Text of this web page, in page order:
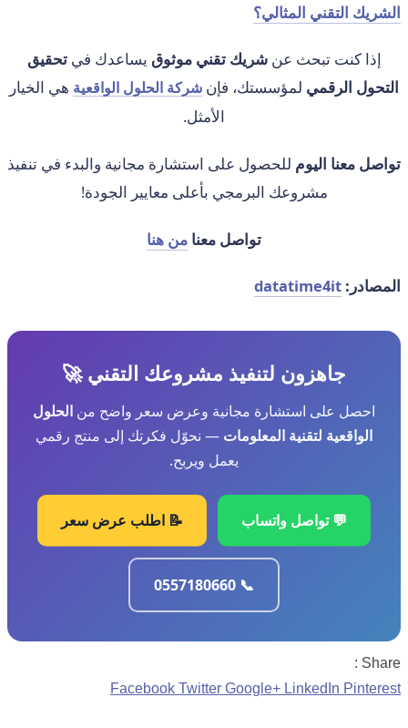
الشريك التقني المثالي؟
إذا كنت تبحث عنشريك تقني موثوق يساعدك فيتحقيق
التحول الرقمي لمؤسستك، فإن شركة الحلول الواقعية هي الخيار
الأمثل.
تواصل معنا اليوم للحصول على استشارة مجانية والبدء في تنفيذ
مشروعك البرمجي بأعلى معايير الجودة!
تواصل معنا من هنا
المصادر: datatime4it
جاهزون لتنفيذ مشروعك التقني 🚀
احصل على استشارة مجانية وعرض سعر واضح من الحلول
الواقعية لتقنية المعلومات — نحوّل فكرتك إلى منتج رقمي
يعمل ويربح.
💬 تواصل واتساب 📝 اطلب عرض سعر
📞 0557180660
Share :
Facebook Twitter Google+ LinkedIn Pinterest